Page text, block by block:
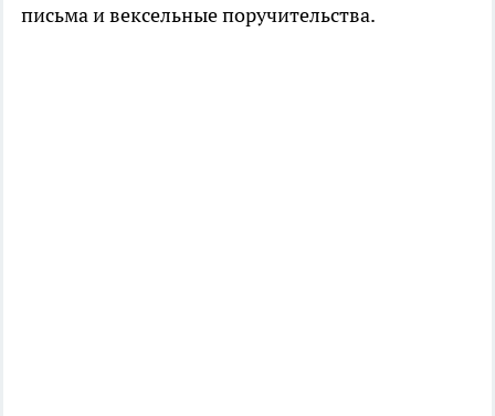
письма и вексельные поручительства.